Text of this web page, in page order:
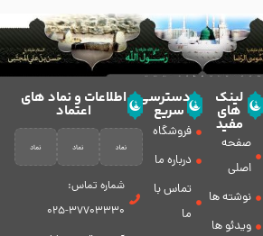
لینک
های
مفید
صفحه
اصلی
نوشته ها
ویدئو ها
دسترسی
سریع
فروشگاه
درباره ما
تماس با
ما
اطلاعات و نماد های
اعتماد
شماره تماس:
37703330-025